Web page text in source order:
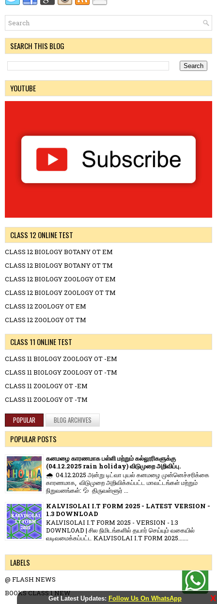
Get Latest Updates: Follow Us On WhatsApp X
SEARCH THIS BLOG
YOUTUBE
CLASS 12 ONLINE TEST
CLASS 12 BIOLOGY BOTANY OT EM
CLASS 12 BIOLOGY BOTANY OT TM
CLASS 12 BIOLOGY ZOOLOGY OT EM
CLASS 12 BIOLOGY ZOOLOGY OT TM
CLASS 12 ZOOLOGY OT EM
CLASS 12 ZOOLOGY OT TM
CLASS 11 ONLINE TEST
CLASS 11 BIOLOGY ZOOLOGY OT -EM
CLASS 11 BIOLOGY ZOOLOGY OT -TM
CLASS 11 ZOOLOGY OT -EM
CLASS 11 ZOOLOGY OT -TM
POPULAR BLOG ARCHIVES
POPULAR POSTS
கனமழை காரணமாக பள்ளி மற்றும் கல்லூரிகளுக்கு
(04.12.2025 rain holiday) விடுமுறை அறிவிப்பு.
🌧️ 04.12.2025 அன்று டிட்வா புயல் கனமழை முன்னெச்சரிக்கை
காரணமாக, விடுமுறை அறிவிக்கப்பட்ட மாவட்டங்கள் மற்றும்
நிறுவனங்கள்: 💦 திருவள்ளூர் ...
KALVISOLAI I.T FORM 2025 - LATEST VERSION -
1.3 DOWNLOAD
KALVISOLAI I.T FORM 2025 - VERSION - 1.3
DOWNLOAD | சில நிமிடங்களில் தயார் செய்யும் வகையில்
வடிவமைக்கப்பட்ட KALVISOLAI I.T FORM 2025.......
LABELS
@ FLASH NEWS
BOOKS CLASS 1 NEW